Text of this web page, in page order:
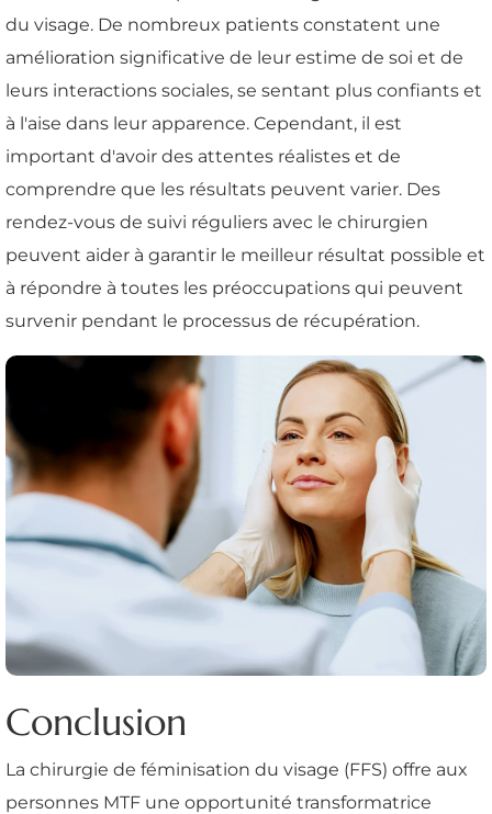
du visage. De nombreux patients constatent une
amélioration significative de leur estime de soi et de
leurs interactions sociales, se sentant plus confiants et
à l'aise dans leur apparence. Cependant, il est
important d'avoir des attentes réalistes et de
comprendre que les résultats peuvent varier. Des
rendez-vous de suivi réguliers avec le chirurgien
peuvent aider à garantir le meilleur résultat possible et
à répondre à toutes les préoccupations qui peuvent
survenir pendant le processus de récupération.
Conclusion
La chirurgie de féminisation du visage (FFS) offre aux
personnes MTF une opportunité transformatrice